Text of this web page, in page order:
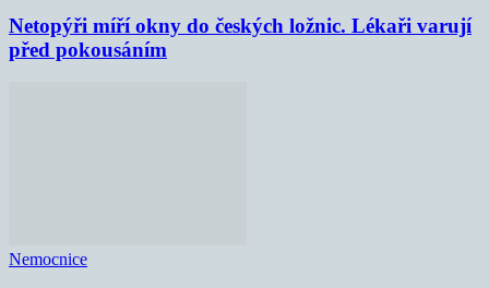
Netopýři míří okny do českých ložnic. Lékaři varují
před pokousáním
Nemocnice